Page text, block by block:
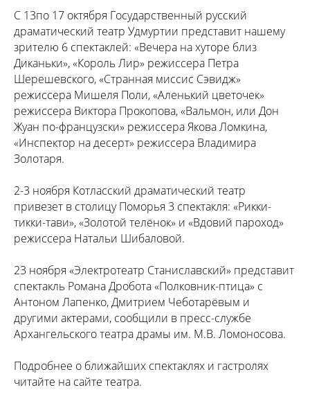
С 13по 17 октября Государственный русский
драматический театр Удмуртии представит нашему
зрителю 6 спектаклей: «Вечера на хуторе близ
Диканьки», «Король Лир» режиссера Петра
Шерешевского, «Странная миссис Сэвидж»
режиссера Мишеля Поли, «Аленький цветочек»
режиссера Виктора Прокопова, «Вальмон, или Дон
Жуан по-французски» режиссера Якова Ломкина,
«Инспектор на десерт» режиссера Владимира
Золотаря.
2-3 ноября Котласский драматический театр
привезет в столицу Поморья 3 спектакля: «Рикки-
тикки-тави», «Золотой телёнок» и «Вдовий пароход»
режиссера Натальи Шибаловой.
23 ноября «Электротеатр Станиславский» представит
спектакль Романа Дробота «Полковник-птица» с
Антоном Лапенко, Дмитрием Чеботарёвым и
другими актерами, сообщили в пресс-службе
Архангельского театра драмы им. М.В. Ломоносова.
Подробнее о ближайших спектаклях и гастролях
читайте на сайте театра.